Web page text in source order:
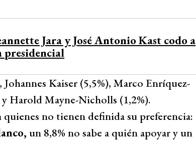
Jara y José Antonio Kast codo a
presidencial
Johannes Kaiser (5,5%), Marco Enríquez-
Harold Mayne-Nicholls (1,2%).
no tienen definida su preferencia:
un 8,8% no sabe a quién apoyar y un